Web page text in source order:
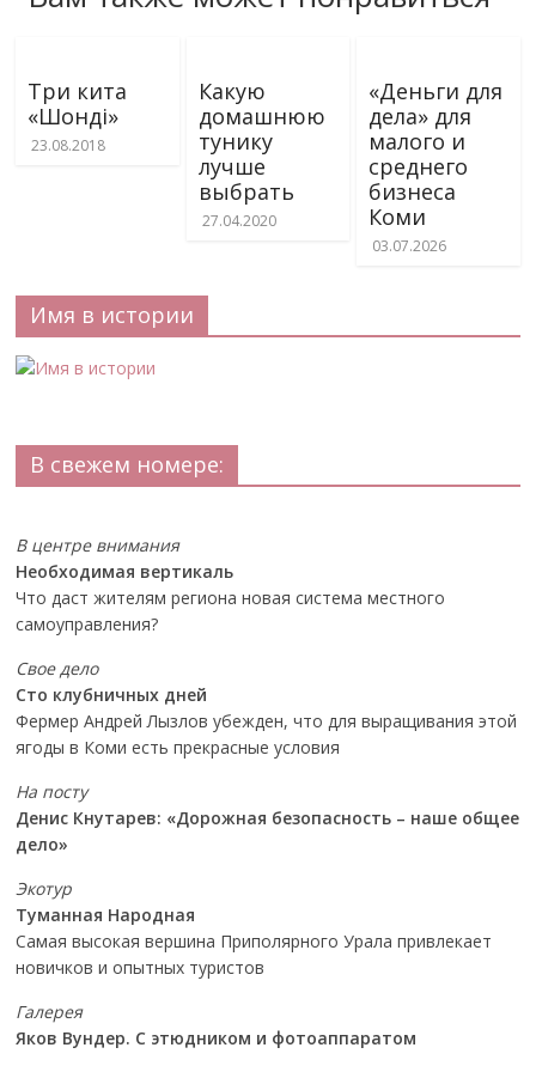
Три кита
«Шондi»
23.08.2018
Какую
домашнюю
тунику
лучше
выбрать
27.04.2020
«Деньги для
дела» для
малого и
среднего
бизнеса
Коми
03.07.2026
Имя в истории
В свежем номере:
В центре внимания
Необходимая вертикаль
Что даст жителям региона новая система местного
самоуправления?
Свое дело
Сто клубничных дней
Фермер Андрей Лызлов убежден, что для выращивания этой
ягоды в Коми есть прекрасные условия
На посту
Денис Кнутарев: «Дорожная безопасность – наше общее
дело»
Экотур
Туманная Народная
Самая высокая вершина Приполярного Урала привлекает
новичков и опытных туристов
Галерея
Яков Вундер. С этюдником и фотоаппаратом